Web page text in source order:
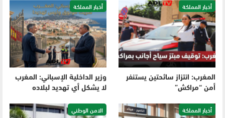
أخبار المملكة
المغرب: انتزاز سائحتين يستنفر
أمن “مراكش”
أخبار المملكة
وزير الداخلية الإسباني: المغرب
لا يشكل أي تهديد لبلاده
أخبار المملكة الامن الوطني